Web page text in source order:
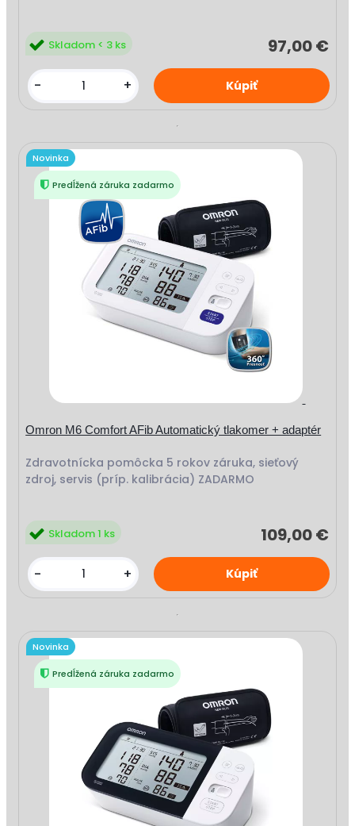
97,00 €
Skladom < 3 ks
- +
Omron M6 Comfort AFib Automatický tlakomer + adaptér
Zdravotnícka pomôcka 5 rokov záruka, sieťový
zdroj, servis (príp. kalibrácia) ZADARMO
109,00 €
Skladom 1 ks
- +
Novinka
Predĺžená záruka zadarmo
Novinka
Predĺžená záruka zadarmo